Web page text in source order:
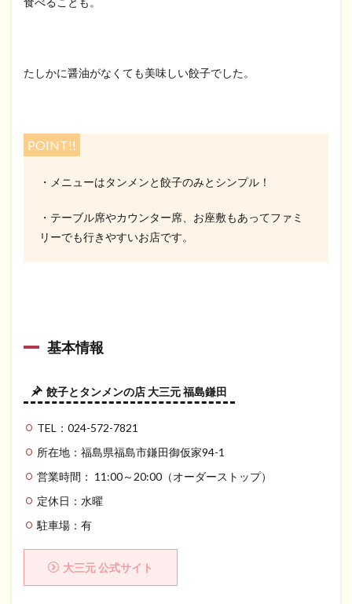
たしかに醤油がなくても美味しい餃子でした。
POINT!!
・メニューはタンメンと餃子のみとシンプル！
・テーブル席やカウンター席、お座敷もあってファミ
リーでも行きやすいお店です。
基本情報
餃子とタンメンの店 大三元 福島鎌田
TEL：024-572-7821
所在地：福島県福島市鎌田御仮家94-1
営業時間： 11:00～20:00（オーダーストップ）
定休日：水曜
駐車場：有
大三元 公式サイト